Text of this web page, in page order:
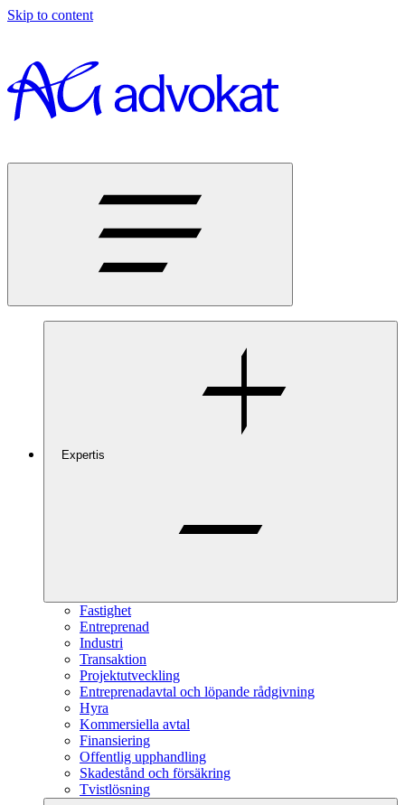
Skip to content
Expertis
Fastighet
Entreprenad
Industri
Transaktion
Projektutveckling
Entreprenadavtal och löpande rådgivning
Hyra
Kommersiella avtal
Finansiering
Offentlig upphandling
Skadestånd och försäkring
Tvistlösning